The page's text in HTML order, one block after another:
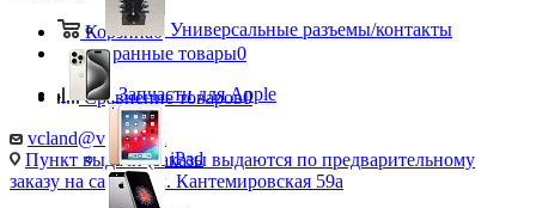
Корзина0
Избранные товары0
Сравнение товаров0
vcland@vcland.ru
Пункт выдачи (заказы выдаются по предварительному
заказу на сайте), ул. Кантемировская 59а
Универсальные разъемы/контакты
Запчасти для Apple
iPad